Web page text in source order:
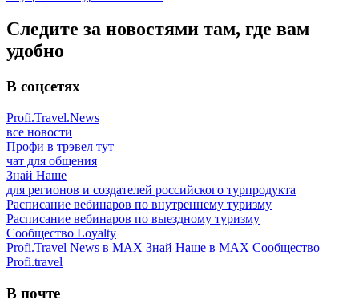
Следите за новостями там, где вам
удобно
В соцсетях
Profi.Travel.News
все новости
Профи в трэвел тут
чат для общения
Знай Наше
для регионов и создателей российского турпродукта
Расписание вебинаров по внутреннему туризму
Расписание вебинаров по выездному туризму
Сообщество Loyalty
Profi.Travel News в MAX Знай Наше в MAX Сообщество
Profi.travel
В почте